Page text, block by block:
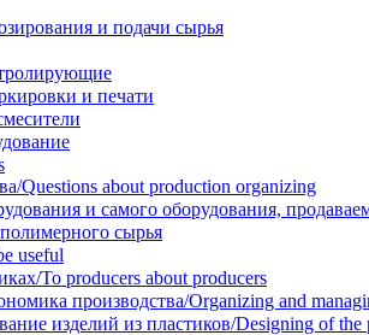
и подачи сырья
и печати
Questions about production organizing
и самого оборудования,
сырья
useful
To producers about producers
производства/Organizing and
изделий из пластиков/Designing of the